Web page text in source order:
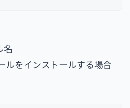
名
ルをインストールする場合